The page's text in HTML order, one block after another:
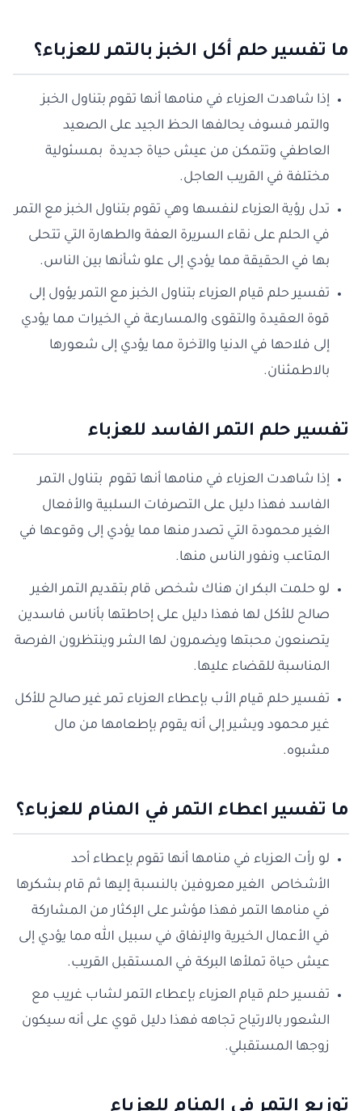
ما تفسير حلم أكل الخبز بالتمر للعزباء؟
إذا شاهدت العزباء في منامها أنها تقوم بتناول الخبز
والتمر فسوف يحالفها الحظ الجيد على الصعيد
العاطفي وتتمكن من عيش حياة جديدة بمسئولية
مختلفة في القريب العاجل.
تدل رؤية العزباء لنفسها وهي تقوم بتناول الخبز مع التمر
في الحلم على نقاء السريرة العفة والطهارة التي تتحلى
بها في الحقيقة مما يؤدي إلى علو شأنها بين الناس.
تفسير حلم قيام العزباء بتناول الخبز مع التمر يؤول إلى
قوة العقيدة والتقوى والمسارعة في الخيرات مما يؤدي
إلى فلاحها في الدنيا والآخرة مما يؤدي إلى شعورها
بالاطمئنان.
تفسير حلم التمر الفاسد للعزباء
إذا شاهدت العزباء في منامها أنها تقوم بتناول التمر
الفاسد فهذا دليل على التصرفات السلبية والأفعال
الغير محمودة التي تصدر منها مما يؤدي إلى وقوعها في
المتاعب ونفور الناس منها.
لو حلمت البكر ان هناك شخص قام بتقديم التمر الغير
صالح للأكل لها فهذا دليل على إحاطتها بأناس فاسدين
يتصنعون محبتها ويضمرون لها الشر وينتظرون الفرصة
المناسبة للقضاء عليها.
تفسير حلم قيام الأب بإعطاء العزباء تمر غير صالح للأكل
غير محمود ويشير إلى أنه يقوم بإطعامها من مال
مشبوه.
ما تفسير اعطاء التمر في المنام للعزباء؟
لو رأت العزباء في منامها أنها تقوم بإعطاء أحد
الأشخاص الغير معروفين بالنسبة إليها ثم قام بشكرها
في منامها التمر فهذا مؤشر على الإكثار من المشاركة
في الأعمال الخيرية والإنفاق في سبيل الله مما يؤدي إلى
عيش حياة تملأها البركة في المستقبل القريب.
تفسير حلم قيام العزباء بإعطاء التمر لشاب غريب مع
الشعور بالارتياح تجاهه فهذا دليل قوي على أنه سيكون
زوجها المستقبلي.